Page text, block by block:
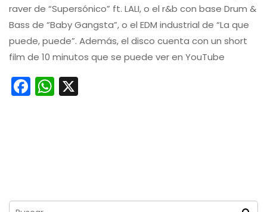
raver de “Supersónico” ft. LALI, o el r&b con base Drum &
Bass de “Baby Gangsta”, o el EDM industrial de “La que
puede, puede”. Además, el disco cuenta con un short
film de 10 minutos que se puede ver en YouTube
Facebook
WhatsApp